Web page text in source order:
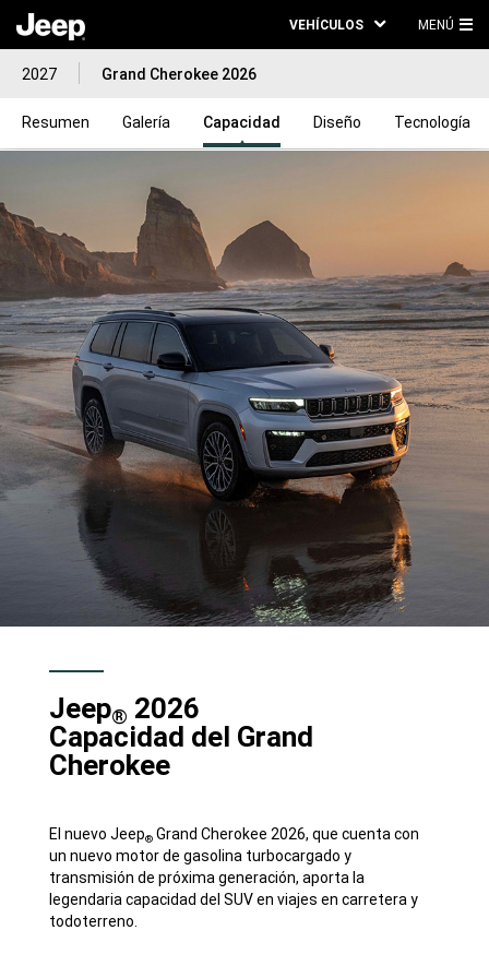
VEHÍCULOS MENÚ
2027 Grand Cherokee 2026
Resumen Galería Capacidad Diseño Tecnología
Jeep® 2026
Capacidad del Grand
Cherokee
El nuevo Jeep® Grand Cherokee 2026, que cuenta con
un nuevo motor de gasolina turbocargado y
transmisión de próxima generación, aporta la
legendaria capacidad del SUV en viajes en carretera y
todoterreno.